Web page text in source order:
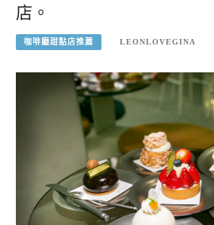
店。
咖啡廳甜點店推薦 LEONLOVEGINA